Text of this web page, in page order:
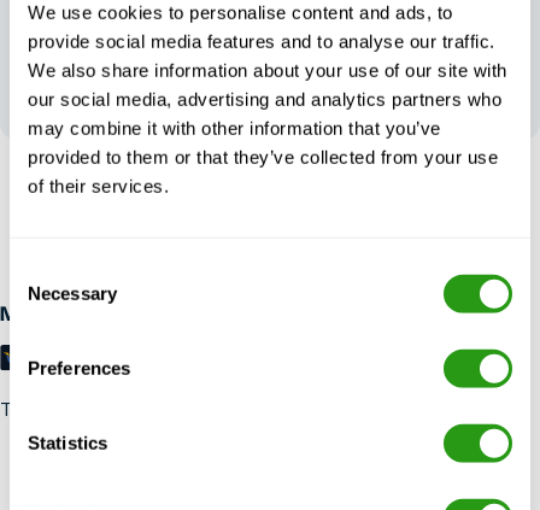
We use cookies to personalise content and ads, to
provide social media features and to analyse our traffic.
We also share information about your use of our site with
our social media, advertising and analytics partners who
may combine it with other information that you’ve
provided to them or that they’ve collected from your use
of their services.
Selection
Necessary
Preferences
Statistics
Metody płatności
Trustpilot
kształtuje naszą
doskonałość